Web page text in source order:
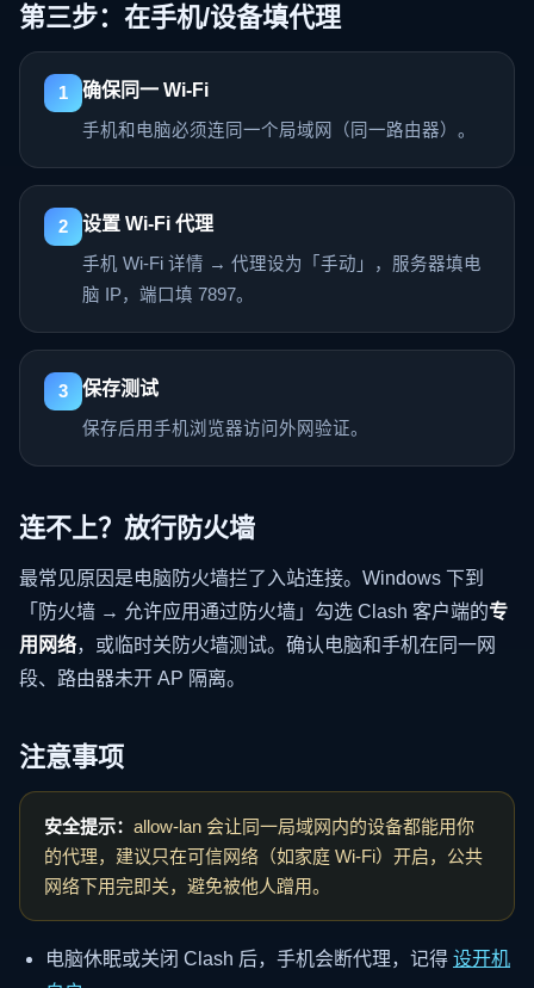
第三步：在手机/设备填代理
1 确保同一 Wi-Fi
手机和电脑必须连同一个局域网（同一路由器）。
2 设置 Wi-Fi 代理
手机 Wi-Fi 详情 → 代理设为「手动」，服务器填电
脑 IP，端口填 7897。
3 保存测试
保存后用手机浏览器访问外网验证。
连不上？放行防火墙
最常见原因是电脑防火墙拦了入站连接。Windows 下到
「防火墙 → 允许应用通过防火墙」勾选 Clash 客户端的专
用网络，或临时关防火墙测试。确认电脑和手机在同一网
段、路由器未开 AP 隔离。
注意事项
安全提示： allow-lan 会让同一局域网内的设备都能用你
的代理，建议只在可信网络（如家庭 Wi-Fi）开启，公共
网络下用完即关，避免被他人蹭用。
电脑休眠或关闭 Clash 后，手机会断代理，记得 设开机